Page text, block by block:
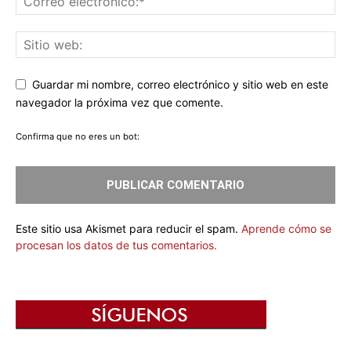
Guardar mi nombre, correo electrónico y sitio web en este
navegador la próxima vez que comente.
Confirma que no eres un bot:
Este sitio usa Akismet para reducir el spam. Aprende cómo se
procesan los datos de tus comentarios.